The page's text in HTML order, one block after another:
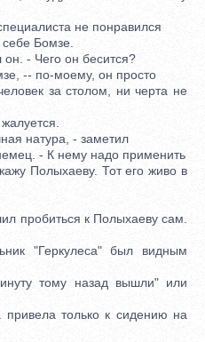
не понравился
Бомзе.
- Чего он бесится?
-- по-моему, он просто
за столом, ни черта не
натура, - заметил
- К нему надо применить
Полыхаеву. Тот его живо в
пробиться к Полыхаеву сам.
"Геркулеса" был видным
тому назад вышли" или
только к сидению на